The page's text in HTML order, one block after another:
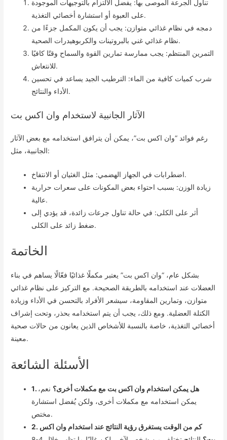
تناول الجرعة الموصى بها: يفضل الالتزام بالتوجيهات الموجودة
على العبوة أو استشارة أخصائي التغذية.
دمجه في نظام غذائي متوازن: يجب أن يكون المكمل جزءًا من
نظام غذائي غني بالبروتينات والكربوهيدرات الصحية.
التمرين المنتظم: يجب ممارسة تمارين القوة والسماح وقتًا كافيًا
للانتعاش.
شرب كميات كافية من الماء: الترطيب الجيد يساعد في تحسين
الأداء والنتائج.
الآثار الجانبية لاستخدام وان اكس بت
رغم فوائد “وان اكس بت”، يمكن أن يترافق استخدامه مع بعض الآثار
الجانبية، مثل:
اضطرابات في الجهاز الهضمي: مثل الغثيان أو الانتفاخ.
زيادة الوزن: بسبب احتواء بعض المكونات على سعرات حرارية
عالية.
أثر على الكلى: في حالة تناول جرعات زائدة، قد يؤدي إلى
ضغط زائد على الكلى.
الخاتمة
بشكل عام، “وان اكس بت” يعتبر مكملًا غذائيًا فعّالًا يساهم في بناء
العضلات عند استخدامه بالطريقة الصحيحة. مع التركيز على نظام غذائي
متوازن، وتمارين المقاومة، سيشعر الأفراد بالتحسن في الأداء وزيادة
الكتلة العضلية. ومع ذلك، يجب أن يتم استخدامه بحذر، وتحت إشراف
أخصائي التغذية، خاصة بالنسبة للأشخاص الذين يعانون من حالات صحية
معينة.
الأسئلة الشائعة
1. هل يمكن استخدام وان اكس بت مع مكملات أخرى؟ نعم،
يمكن استخدامه مع مكملات أخرى، ولكن يُفضل استشارة
مختص.
2. كم من الوقت يستغرق رؤية النتائج عند استخدام وان اكس